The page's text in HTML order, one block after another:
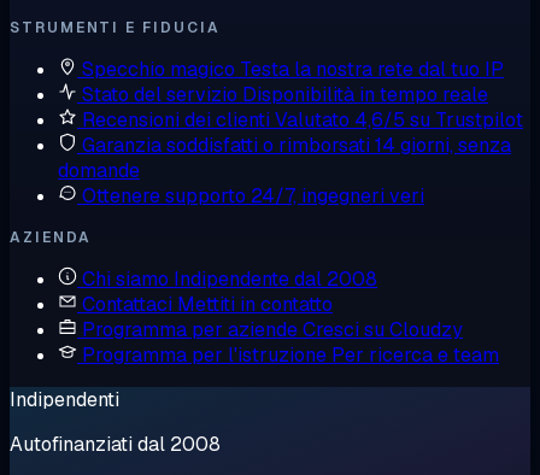
STRUMENTI E FIDUCIA
Specchio magico Testa la nostra rete dal tuo IP
Stato del servizio Disponibilità in tempo reale
Recensioni dei clienti Valutato 4,6/5 su Trustpilot
Garanzia soddisfatti o rimborsati 14 giorni, senza
domande
Ottenere supporto 24/7, ingegneri veri
AZIENDA
Chi siamo Indipendente dal 2008
Contattaci Mettiti in contatto
Programma per aziendeCresci su Cloudzy
Programma per l'istruzione Per ricerca e team
Indipendenti
Autofinanziati dal 2008